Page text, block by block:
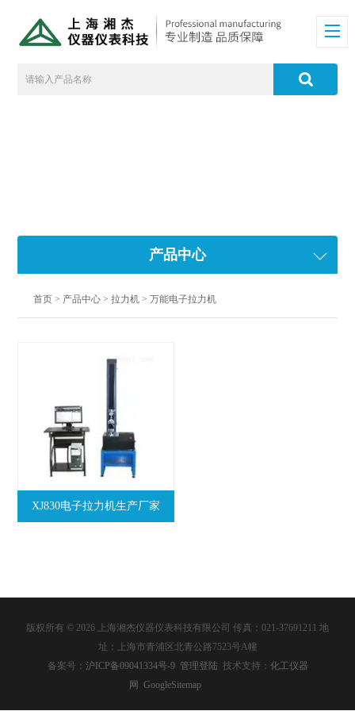
产品中心
首页 > 产品中心 >拉力机 >万能电子拉力机
XJ830电子拉力机生产厂家
版权所有 © 2026 上海湘杰仪器仪表科技有限公司 传真：021-37691211 地
址：上海市青浦区北青公路7523号A幢
备案号： 沪ICP备09041334号-9 管理登陆 技术支持： 化工仪器
网 GoogleSitemap